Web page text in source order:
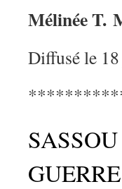
Mélinée T.
Diffusé le